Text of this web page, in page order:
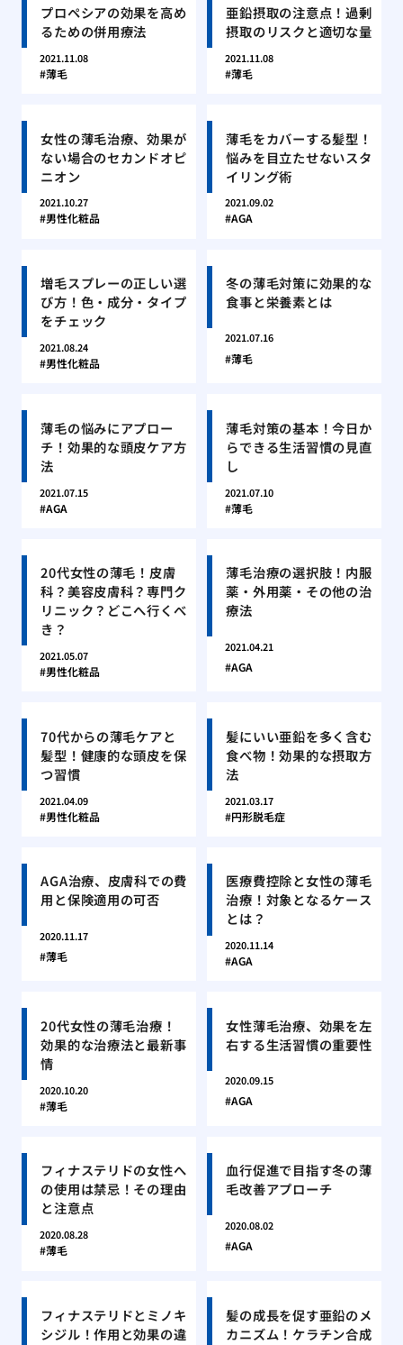
プロペシアの効果を高め
るための併用療法
2021.11.08
薄毛
亜鉛摂取の注意点！過剰
摂取のリスクと適切な量
2021.11.08
薄毛
女性の薄毛治療、効果が
ない場合のセカンドオピ
ニオン
2021.10.27
男性化粧品
薄毛をカバーする髪型！
悩みを目立たせないスタ
イリング術
2021.09.02
AGA
増毛スプレーの正しい選
び方！色・成分・タイプ
をチェック
2021.08.24
男性化粧品
冬の薄毛対策に効果的な
食事と栄養素とは
2021.07.16
薄毛
薄毛の悩みにアプロー
チ！効果的な頭皮ケア方
法
2021.07.15
AGA
薄毛対策の基本！今日か
らできる生活習慣の見直
し
2021.07.10
薄毛
20代女性の薄毛！皮膚
科？美容皮膚科？専門ク
リニック？どこへ行くべ
き？
2021.05.07
男性化粧品
薄毛治療の選択肢！内服
薬・外用薬・その他の治
療法
2021.04.21
AGA
70代からの薄毛ケアと
髪型！健康的な頭皮を保
つ習慣
2021.04.09
男性化粧品
髪にいい亜鉛を多く含む
食べ物！効果的な摂取方
法
2021.03.17
円形脱毛症
AGA治療、皮膚科での費
用と保険適用の可否
2020.11.17
薄毛
医療費控除と女性の薄毛
治療！対象となるケース
とは？
2020.11.14
AGA
20代女性の薄毛治療！
効果的な治療法と最新事
情
2020.10.20
薄毛
女性薄毛治療、効果を左
右する生活習慣の重要性
2020.09.15
AGA
フィナステリドの女性へ
の使用は禁忌！その理由
と注意点
2020.08.28
薄毛
血行促進で目指す冬の薄
毛改善アプローチ
2020.08.02
AGA
フィナステリドとミノキ
シジル！作用と効果の違
髪の成長を促す亜鉛のメ
カニズム！ケラチン合成